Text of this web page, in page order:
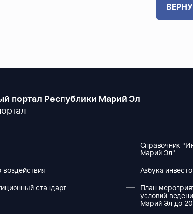
портал Республики Марий Эл
Справочник
Марий Эл"
Азбука
стандарт
План
условий
Марий Эл до